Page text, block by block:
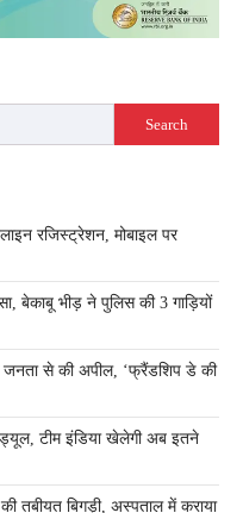
Search
रजिस्ट्रेशन, मोबाइल पर
बेकाबू भीड़ ने पुलिस की 3 गाड़ियों
जनता से की अपील, ‘फ्रैंडशिप डे की
टीम इंडिया खेलेगी अब इतने
तबीयत बिगड़ी, अस्पताल में कराया